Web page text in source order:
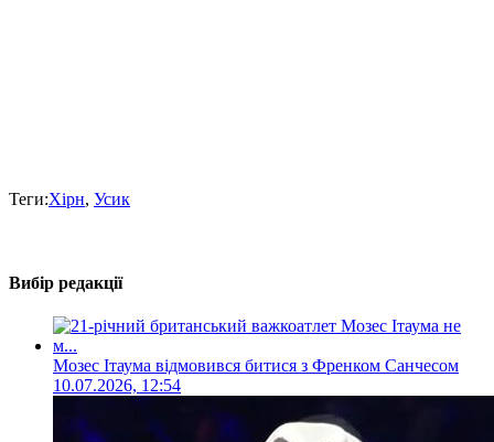
Теги:Хірн, Усик
Вибір редакції
Мозес Ітаума відмовився битися з Френком Санчесом
10.07.2026, 12:54